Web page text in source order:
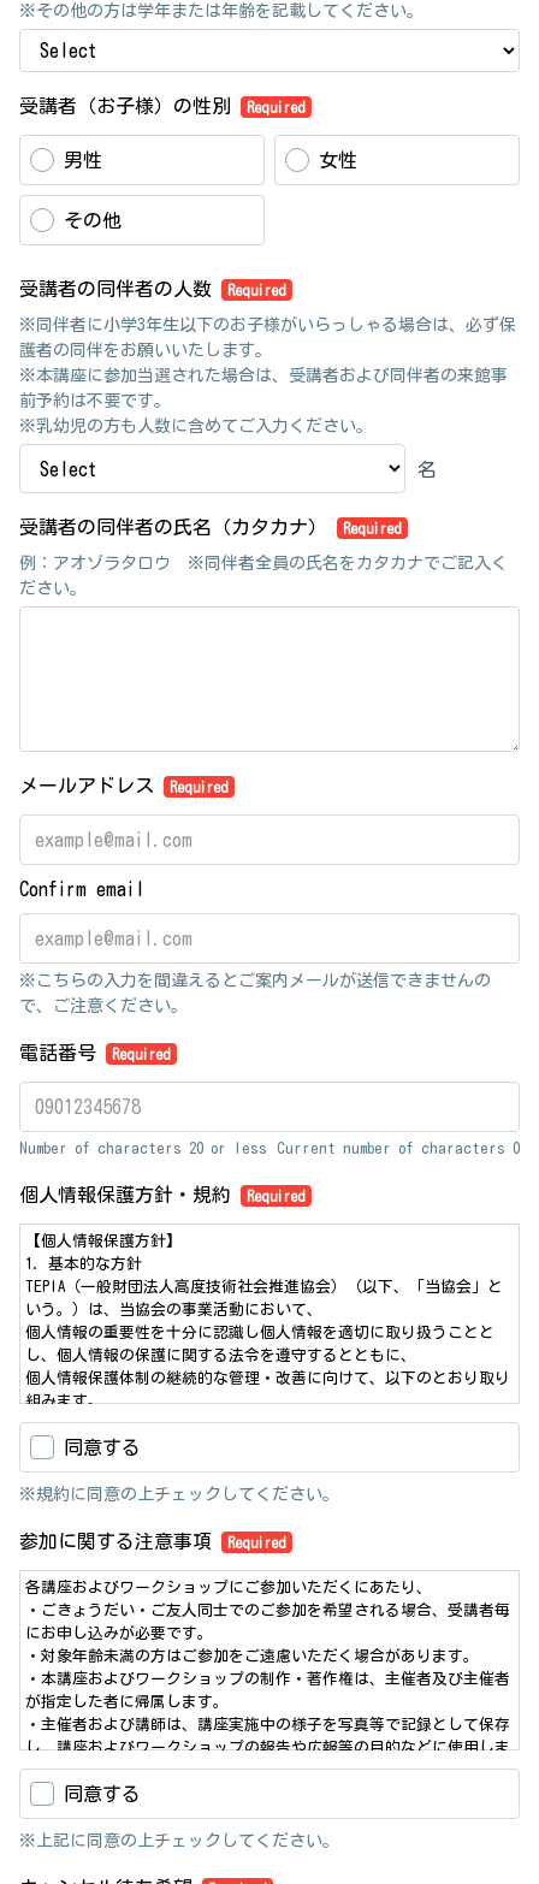
※その他の方は学年または年齢を記載してください。
受講者（お子様）の性別 Required
男性 女性
その他
受講者の同伴者の人数 Required
※同伴者に小学3年生以下のお子様がいらっしゃる場合は、必ず保
護者の同伴をお願いいたします。
※本講座に参加当選された場合は、受講者および同伴者の来館事
前予約は不要です。
※乳幼児の方も人数に含めてご入力ください。
名
受講者の同伴者の氏名（カタカナ） Required
例：アオゾラタロウ ※同伴者全員の氏名をカタカナでご記入く
ださい。
メールアドレス Required
Confirm email
※こちらの入力を間違えるとご案内メールが送信できませんの
で、ご注意ください。
電話番号 Required
Number of characters 20 or less Current number of characters 0
個人情報保護方針・規約 Required
【個人情報保護方針】
1. 基本的な方針
TEPIA（一般財団法人高度技術社会推進協会）（以下、「当協会」と
いう。）は、当協会の事業活動において、
個人情報の重要性を十分に認識し個人情報を適切に取り扱うことと
し、個人情報の保護に関する法令を遵守するとともに、
個人情報保護体制の継続的な管理・改善に向けて、以下のとおり取り
組みます。
2. 法令の遵守
当協会は、個人情報の取扱いについて、当該個人情報の保護に適用さ
れる法令を遵守します。
3. 個人情報の取得
4. 個人情報の利用・第三者提供
当協会は、法令に基づく場合又は本人の同意がある場合を除き、保有
する個人情報について、
以下に記載する利用目的の範囲内において自ら利用するものとし、第
三者に提供いたしません。
（1）当協会ホームページ（http://www.tepia.jp/、以下「当サイト」
といいます。）において提供する
サービス（当サイトによる情報提供、当協会が開催するイベントへの
当協会に対するご意見・お問い合わせの受付等）の円滑な運営に必要
同意する
※規約に同意の上チェックしてください。
参加に関する注意事項 Required
各講座およびワークショップにご参加いただくにあたり、
・ごきょうだい・ご友人同士でのご参加を希望される場合、受講者毎
にお申し込みが必要です。
・対象年齢未満の方はご参加をご遠慮いただく場合があります。
・本講座およびワークショップの制作・著作権は、主催者及び主催者
が指定した者に帰属します。
・主催者および講師は、講座実施中の様子を写真等で記録として保存
し、講座およびワークショップの報告や広報等の目的などに使用しま
す。
・途中からのご参加はその時点からの受講となり、お越しになったお
時間によってはご参加いただけない場合がございますのでご了承くだ
さい。
同意する
※上記に同意の上チェックしてください。